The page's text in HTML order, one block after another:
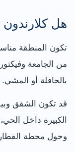
هل كلارندون
تكون المنطقة
من الجامعة
بالحافلة أو المشي.
قد تكون الشقق
الكبيرة داخل
وحول محطة